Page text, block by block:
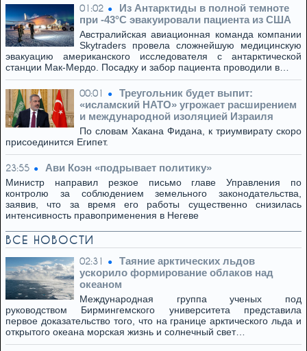
01:02
Из Антарктиды в полной темноте
при -43°C эвакуировали пациента из США
Австралийская авиационная команда компании
Skytraders провела сложнейшую медицинскую
эвакуацию американского исследователя с антарктической
станции Мак-Мердо. Посадку и забор пациента проводили в…
00:01
Треугольник будет выпит:
«исламский НАТО» угрожает расширением
и международной изоляцией Израиля
По словам Хакана Фидана, к триумвирату скоро
присоединится Египет.
23:55 Ави Коэн «подрывает политику»
Министр направил резкое письмо главе Управления по
контролю за соблюдением земельного законодательства,
заявив, что за время его работы существенно снизилась
интенсивность правоприменения в Негеве
ВСЕ НОВОСТИ
02:31
Таяние арктических льдов
ускорило формирование облаков над
океаном
Международная группа ученых под
руководством Бирмингемского университета представила
первое доказательство того, что на границе арктического льда и
открытого океана морская жизнь и солнечный свет…